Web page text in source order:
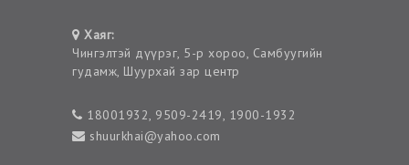
Хаяг:
Чингэлтэй дүүрэг, 5-р хороо, Самбуугийн
гудамж, Шуурхай зар центр
18001932, 9509-2419, 1900-1932
shuurkhai@yahoo.com